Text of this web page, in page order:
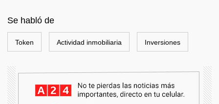
Se habló de
Token Actividad inmobiliaria Inversiones